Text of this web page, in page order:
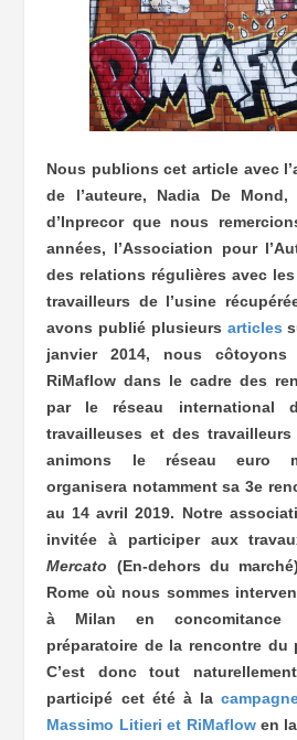
Nous publions cet article avec
de l’auteure, Nadia De
d’Inprecor que nous
années, l’Association pour
des relations régulières avec
travailleurs de l’usine
avons publié plusieurs articles
janvier 2014, nous côtoyons
RiMaflow dans le cadre des
par le réseau international
travailleuses et des
animons le réseau euro
organisera notamment sa 3e
au 14 avril 2019. Notre
invitée à participer aux
Mercato (En-dehors du
Rome où nous sommes
à Milan en
préparatoire de la rencontre du
C’est donc tout
participé cet été à la
Massimo Litieri et RiMaflowen la